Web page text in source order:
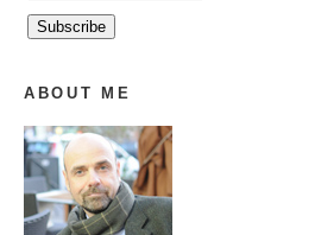
ABOUT ME